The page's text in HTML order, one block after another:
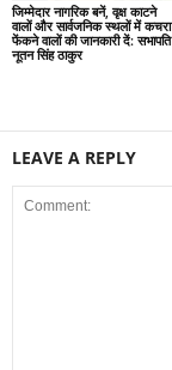
जिम्मेदार नागरिक बनें, वृक्ष काटने
वालों और सार्वजनिक स्थलों में कचरा
फेंकने वालों की जानकारी दें: सभापति
नूतन सिंह ठाकुर
LEAVE A REPLY